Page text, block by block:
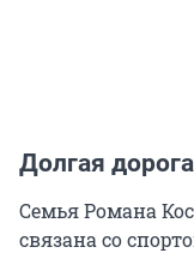
Долгая
Семья Романа
связана со